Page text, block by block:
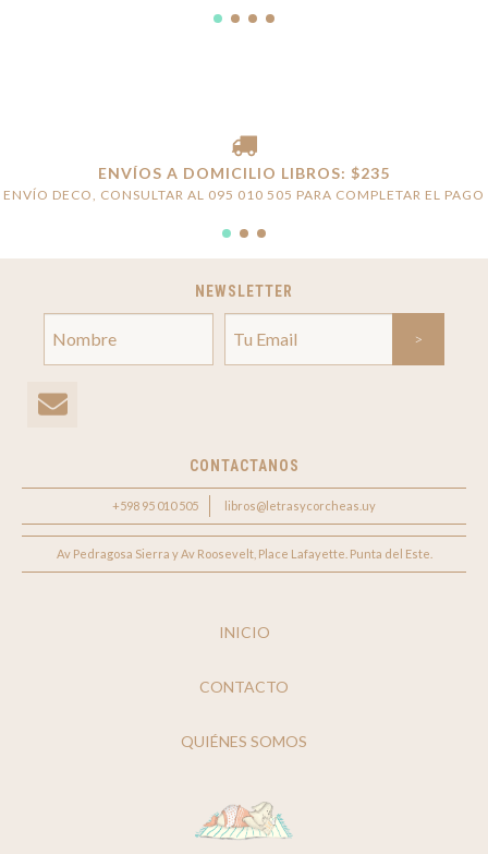
ENVÍOS A DOMICILIO LIBROS: $235
ENVÍO DECO, CONSULTAR AL 095 010 505 PARA COMPLETAR EL PAGO
NEWSLETTER
CONTACTANOS
+598 95 010 505 libros@letrasycorcheas.uy
Av Pedragosa Sierra y Av Roosevelt, Place Lafayette. Punta del Este.
INICIO
CONTACTO
QUIÉNES SOMOS